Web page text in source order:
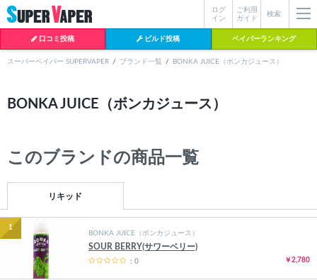
検索
ご利用
ガイド
ログ
イン
口コミ投稿 ビルド投稿 ベイパーランキング
よく検索されているワード
クラプトン
18650
istick 2026
MENTHOL(タバコメンソール)
スーパーベイパー SUPERVAPER ブランド一覧 BONKA JUICE（ボンカジュース）
BONKA JUICE（ボンカジュース）
このブランドの商品一覧
リキッド
1
BONKA JUICE（ボンカジュース）
SOUR BERRY(サワーベリー)
：0 ￥2,780
見つからない場合データベースに該当の商品がまだ登録されていない可能
現在の絞り込み条件をすべてクリア